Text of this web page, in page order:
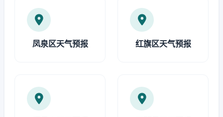
凤泉区天气预报 红旗区天气预报